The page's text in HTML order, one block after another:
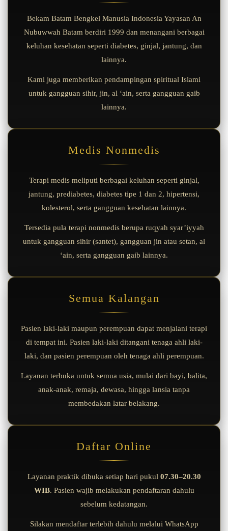
Bekam Batam Bengkel Manusia Indonesia Yayasan An
Nubuwwah Batam berdiri 1999 dan menangani berbagai
keluhan kesehatan seperti diabetes, ginjal, jantung, dan
lainnya.
Kami juga memberikan pendampingan spiritual Islami
untuk gangguan sihir, jin, al ‘ain, serta gangguan gaib
lainnya.
Medis Nonmedis
Terapi medis meliputi berbagai keluhan seperti ginjal,
jantung, prediabetes, diabetes tipe 1 dan 2, hipertensi,
kolesterol, serta gangguan kesehatan lainnya.
Tersedia pula terapi nonmedis berupa ruqyah syar’iyyah
untuk gangguan sihir (santet), gangguan jin atau setan, al
‘ain, serta gangguan gaib lainnya.
Semua Kalangan
Pasien laki-laki maupun perempuan dapat menjalani terapi
di tempat ini. Pasien laki-laki ditangani tenaga ahli laki-
laki, dan pasien perempuan oleh tenaga ahli perempuan.
Layanan terbuka untuk semua usia, mulai dari bayi, balita,
anak-anak, remaja, dewasa, hingga lansia tanpa
membedakan latar belakang.
Daftar Online
Layanan praktik dibuka setiap hari pukul 07.30–20.30
WIB. Pasien wajib melakukan pendaftaran dahulu
sebelum kedatangan.
Silakan mendaftar terlebih dahulu melalui WhatsApp